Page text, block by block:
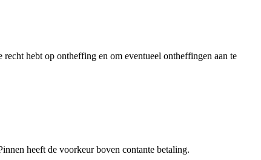
hebt op ontheffing en om eventueel ontheffingen aan te
heeft de voorkeur boven contante betaling.